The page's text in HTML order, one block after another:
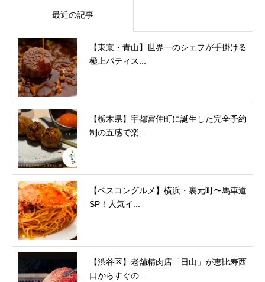
最近の記事
【東京・青山】世界一のシェフが手掛ける
極上パティス...
【栃木県】宇都宮仲町に誕生した完全予約
制の五感で楽...
【ベスコングルメ】横浜・裏元町〜馬車道
SP！人気イ...
【渋谷区】老舗精肉店「日山」が恵比寿西
口からすぐの...